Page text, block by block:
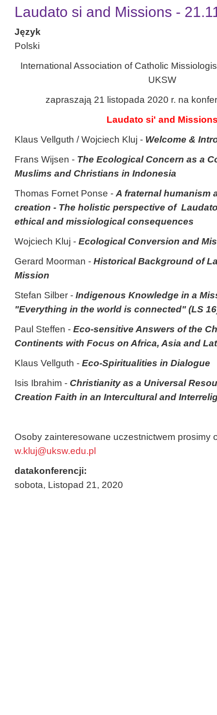
Laudato si and Missions -
Język
Polski
International Association of Catholic
UKSW
zapraszają 21 listopada 2020 r. na
Laudato si' and
Klaus Vellguth / Wojciech Kluj - Welcome &
Frans Wijsen - The Ecological Concern as a
Muslims and Christians in Indonesia
Thomas Fornet Ponse - A fraternal humanism
creation - The holistic perspective of
ethical and missiological consequences
Wojciech Kluj - Ecological Conversion and
Gerard Moorman - Historical Background of
Mission
Stefan Silber - Indigenous Knowledge in a
"Everything in the world is connected" (LS
Paul Steffen - Eco-sensitive Answers of the
Continents with Focus on Africa, Asia and
Klaus Vellguth - Eco-Spiritualities in Dialogue
Isis Ibrahim - Christianity as a Universal
Creation Faith in an Intercultural and
Osoby zainteresowane uczestnictwem prosimy
w.kluj@uksw.edu.pl
datakonferencji:
sobota, Listopad 21, 2020